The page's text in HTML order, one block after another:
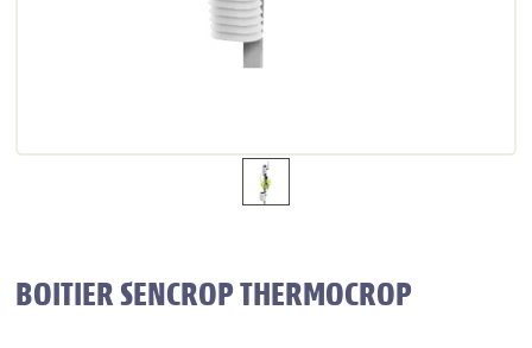
BOITIER SENCROP THERMOCROP